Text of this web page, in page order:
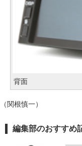
背面
（関根慎一）
編集部のおすすめ